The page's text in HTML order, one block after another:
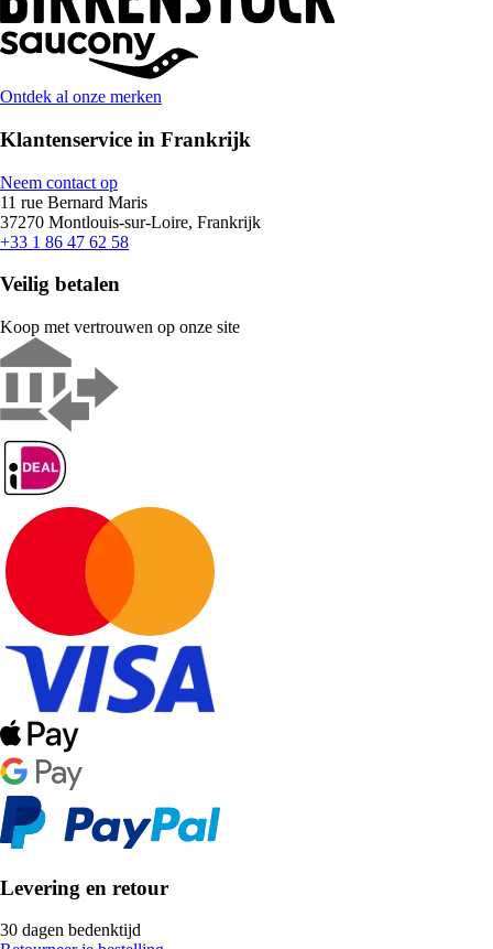
Ontdek al onze merken
Klantenservice in Frankrijk
Neem contact op
11 rue Bernard Maris
37270 Montlouis-sur-Loire, Frankrijk
+33 1 86 47 62 58
Veilig betalen
Koop met vertrouwen op onze site
Levering en retour
30 dagen bedenktijd